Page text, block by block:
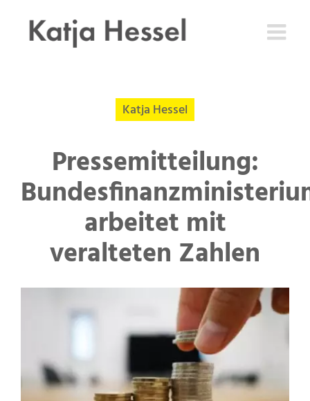
springen
Katja Hessel
Pressemitteilung:
arbeitet mit
veralteten Zahlen